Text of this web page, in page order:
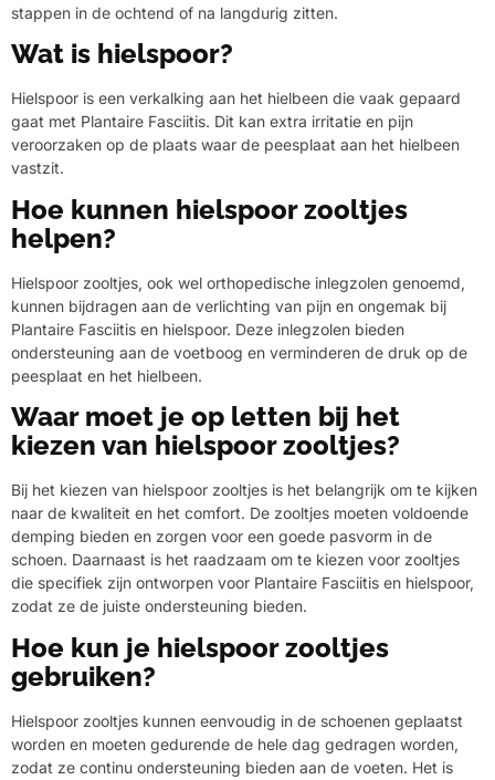
stappen in de ochtend of na langdurig zitten.
Wat is hielspoor?
Hielspoor is een verkalking aan het hielbeen die vaak gepaard
gaat met Plantaire Fasciitis. Dit kan extra irritatie en pijn
veroorzaken op de plaats waar de peesplaat aan het hielbeen
vastzit.
Hoe kunnen hielspoor zooltjes
helpen?
Hielspoor zooltjes, ook wel orthopedische inlegzolen genoemd,
kunnen bijdragen aan de verlichting van pijn en ongemak bij
Plantaire Fasciitis en hielspoor. Deze inlegzolen bieden
ondersteuning aan de voetboog en verminderen de druk op de
peesplaat en het hielbeen.
Waar moet je op letten bij het
kiezen van hielspoor zooltjes?
Bij het kiezen van hielspoor zooltjes is het belangrijk om te kijken
naar de kwaliteit en het comfort. De zooltjes moeten voldoende
demping bieden en zorgen voor een goede pasvorm in de
schoen. Daarnaast is het raadzaam om te kiezen voor zooltjes
die specifiek zijn ontworpen voor Plantaire Fasciitis en hielspoor,
zodat ze de juiste ondersteuning bieden.
Hoe kun je hielspoor zooltjes
gebruiken?
Hielspoor zooltjes kunnen eenvoudig in de schoenen geplaatst
worden en moeten gedurende de hele dag gedragen worden,
zodat ze continu ondersteuning bieden aan de voeten. Het is